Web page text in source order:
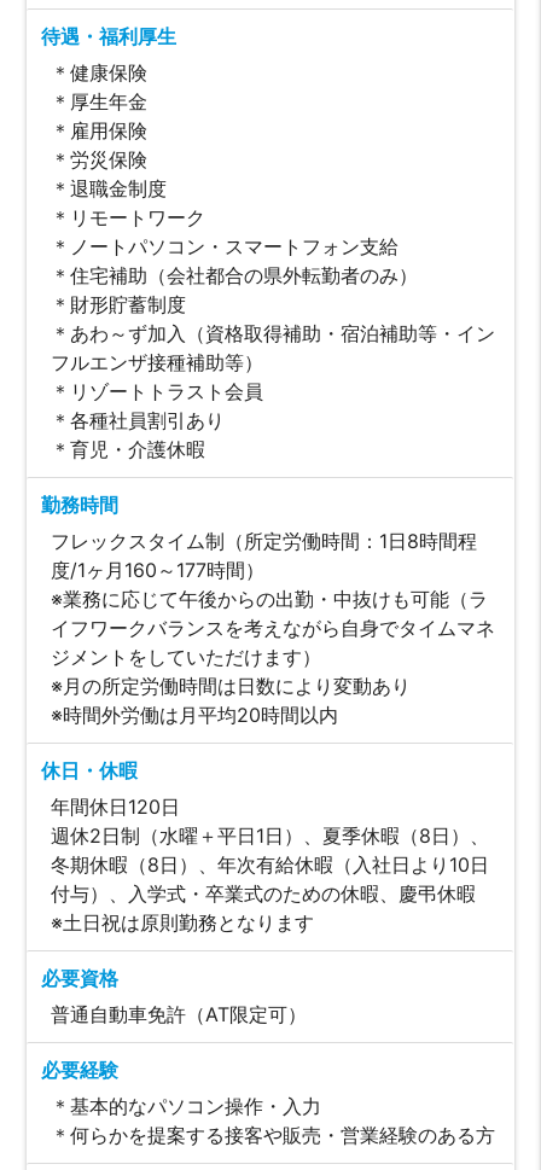
待遇・福利厚生
＊健康保険
＊厚生年金
＊雇用保険
＊労災保険
＊退職金制度
＊リモートワーク
＊ノートパソコン・スマートフォン支給
＊住宅補助（会社都合の県外転勤者のみ）
＊財形貯蓄制度
＊あわ～ず加入（資格取得補助・宿泊補助等・イン
フルエンザ接種補助等）
＊リゾートトラスト会員
＊各種社員割引あり
＊育児・介護休暇
勤務時間
フレックスタイム制（所定労働時間：1日8時間程
度/1ヶ月160～177時間）
※業務に応じて午後からの出勤・中抜けも可能（ラ
イフワークバランスを考えながら自身でタイムマネ
ジメントをしていただけます）
※月の所定労働時間は日数により変動あり
※時間外労働は月平均20時間以内
休日・休暇
年間休日120日
週休2日制（水曜＋平日1日）、夏季休暇（8日）、
冬期休暇（8日）、年次有給休暇（入社日より10日
付与）、入学式・卒業式のための休暇、慶弔休暇
※土日祝は原則勤務となります
必要資格
普通自動車免許（AT限定可）
必要経験
＊基本的なパソコン操作・入力
＊何らかを提案する接客や販売・営業経験のある方